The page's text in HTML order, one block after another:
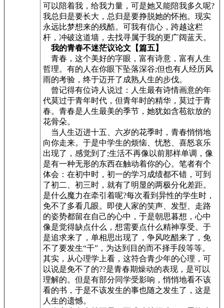
可以陪着我，给我力量，可是她又能陪我多久呢?
我总归是要长大，总归是要挣脱她的怀抱。现实
永远比梦想来的残酷。可我有信心，跨越这栏
杆，冲破这道墙，去找寻属于我的更广阔蓝天。
我的青春不迷茫议论文【篇五】
青春，这个美好的字眼，富有诗意，富有人生
哲理。有的人在你眼下坠落深谷;但也有人经历风
雨的考验，终于迈开了成熟人生的步伐。
曾记得有位诗人说过：人生最有诗情画意的年
代莫过于青年时代，但青年时的精华，莫过于青
春。青春是人生最美的季节，她犹如含苞欲放的
花骨朵。
当人生迈进十五、六岁的花季时，青春悄悄地
向你走来。于是中学生的烦恼、忧愁、喜怒哀乐
出现了，感觉到了;生活不再像以前那样单调，像
是有一种无形的东西在触动着你的心。笔者有个
体会：在初中时，初一的学习成绩都不错，可到
了初二、初三时，就有了明显的两极分化差距。
是什么魔力在牵引着呢?每次看到异性的学生时，
免不了多看几眼。即使人家的笑声、发型、走路
的姿势都留在自己的心中，于是朝思暮想，心中
像是觉得缺点什么，想需要点什么精神享受。于
是追求来了，单相思出现了，争风吃醋来了，免
不了要发生“干”，为达到目的而不择手段等等。
其实，从心理学上看，这符合青少年的心理，可
以说是免不了的??是青春期燥动的表现，是可以
理解的。但是有部分同学受影响，悄悄地看不该
看的书，于是不该发生的事也随之发生了，这是
人生的遗憾。